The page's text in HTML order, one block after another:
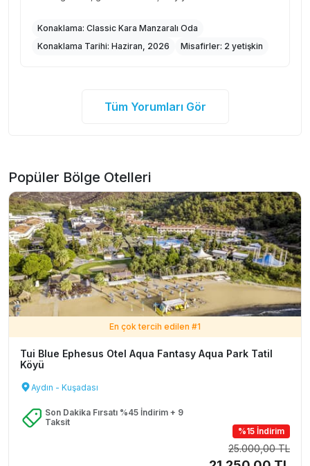
Konaklama: Classic Kara Manzaralı Oda
Konaklama Tarihi: Haziran, 2026 Misafirler: 2 yetişkin
Tüm Yorumları Gör
Popüler Bölge Otelleri
En çok tercih edilen #1
Tui Blue Ephesus Otel Aqua Fantasy Aqua Park Tatil
Köyü
Aydın - Kuşadası
Son Dakika Fırsatı %45 İndirim + 9
Taksit
%15 İndirim
25.000,00 TL